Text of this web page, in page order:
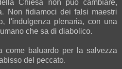
Chiesa non può cambiare,
Non fidiamoci dei falsi maestri
l'indulgenza plenaria, con una
che sa di diabolico.
baluardo per la salvezza
del peccato.